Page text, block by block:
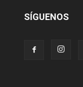
SÍGUENOS